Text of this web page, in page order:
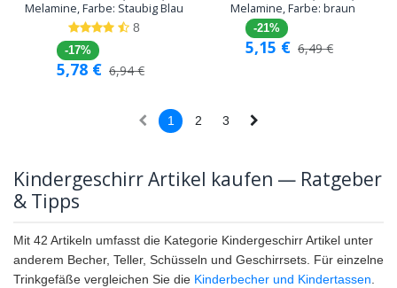
Melamine, Farbe: Staubig Blau
8
-17%
5,78 € 6,94€
Melamine, Farbe: braun
-21%
5,15 € 6,49€
1 2 3
Kindergeschirr Artikel kaufen — Ratgeber
& Tipps
Mit 42 Artikeln umfasst die Kategorie Kindergeschirr Artikel unter
anderem Becher, Teller, Schüsseln und Geschirrsets. Für einzelne
Trinkgefäße vergleichen Sie die Kinderbecher und Kindertassen.